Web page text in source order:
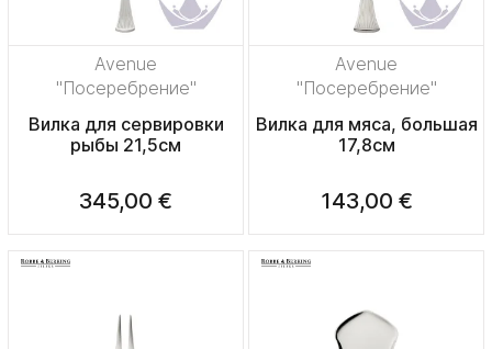
Avenue
"Посеребрение"
Вилка для сервировки
рыбы 21,5см
345,00 €
Avenue
"Посеребрение"
Вилка для мяса, большая
17,8см
143,00 €